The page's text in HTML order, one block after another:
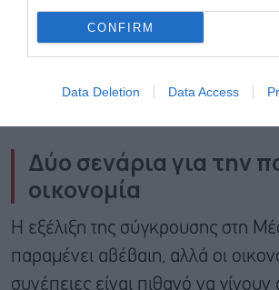
CONFIRM
Data Deletion Data Access
Δύο σενάρια για την
οικονομία
Η εξέλιξη της σύγκρουσης στη
παραμένει αβέβαιη, αλλά οι
συνέπειες είναι πιθανό να γίνουν